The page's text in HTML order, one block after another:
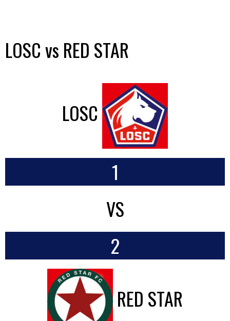
LOSC vs RED STAR
LOSC
1
VS
2
RED STAR